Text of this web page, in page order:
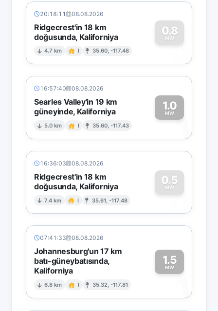
20:18:11 08.08.2026
Ridgecrest'in 18 km
doğusunda, Kaliforniya
4.7 km I 35.60, -117.48
0.8
MW
0
16:57:40 08.08.2026
Searles Valley'in 19 km
güneyinde, Kaliforniya
5.0 km I 35.60, -117.43
1.0
MW1
16:36:03 08.08.2026
Ridgecrest'in 18 km
doğusunda, Kaliforniya
7.4 km I 35.61, -117.48
0.5
MW
0
07:41:33 08.08.2026
Johannesburg'un 17 km
batı-güneybatısında,
Kaliforniya
6.8 km I 35.32, -117.81
1.5
MW
1